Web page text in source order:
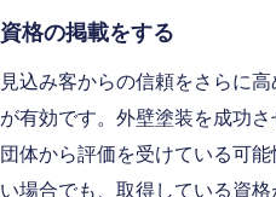
資格の掲載をする
見込み客からの信頼をさらに
が有効です。外壁塗装を成功
団体から評価を受けている可
い場合でも、取得している資